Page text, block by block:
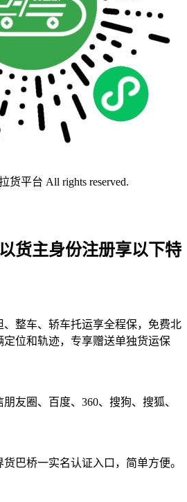
货平台 All rights reserved.
货主身份注册享以下特
整车、轿车托运享全程保，免费北
位和轨迹，专享赠送单独货运保
友圈、百度、360、搜狗、搜狐、
巴桥一实名认证入口，简单方便。